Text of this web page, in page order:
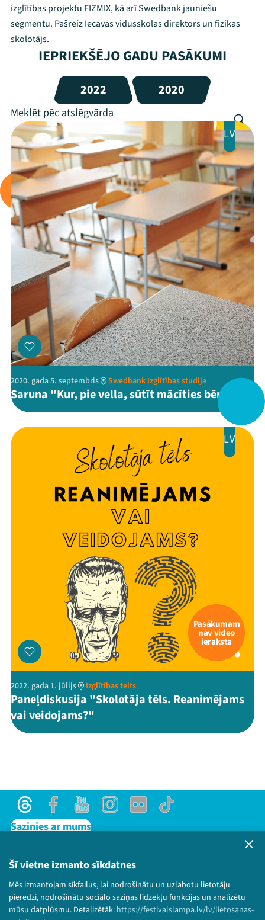
Šī vietne izmanto sīkdatnes
Mēs izmantojam sīkfailus, lai nodrošinātu un uzlabotu lietotāju
pieredzi, nodrošinātu sociālo saziņas līdzekļu funkcijas un analizētu
mūsu datplūsmu. Detalizētāk: https://festivalslampa.lv/lv/lietosanas-
Mana programma
Festivāls
Programma
Arhīvs
Viņi bija LAMPĀ 2026
Jaunumi
Ziedo
ThreadsFacebookYoutube
X Instagram
Flick
izglītības projektu FIZMIX, kā arī Swedbank jauniešu
segmentu. Pašreiz Iecavas vidusskolas direktors un fizikas
skolotājs.
IEPRIEKŠĒJO GADU PASĀKUMI
2022 2020
LV
2020. gada 5. septembris Swedbank Izglītības studija
Saruna "Kur, pie vella, sūtīt mācīties bērnus?"
LV
Pasākumam
nav video
ieraksta
2022. gada 1. jūlijs Izglītības telts
Paneļdiskusija "Skolotāja tēls. Reanimējams
vai veidojams?"
ThreadsFacebookYoutubeInstagram
Flick TikTok
Sazinies ar mums
Lietošanas noteikumi un sīkdatņu politika
Bērnu aizsardzības politika
© 2026 Sarunu festivāls LAMPA Visas tiesības
paturētas.